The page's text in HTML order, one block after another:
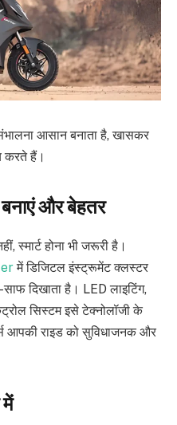
आसान बनाता है, खासकर
करते हैं।
बनाएं और बेहतर
स्मार्ट होना भी जरूरी है।
में डिजिटल इंस्ट्रूमेंट क्लस्टर
दिखाता है। LED लाइटिंग,
सिस्टम इसे टेक्नोलॉजी के
आपकी राइड को सुविधाजनक और